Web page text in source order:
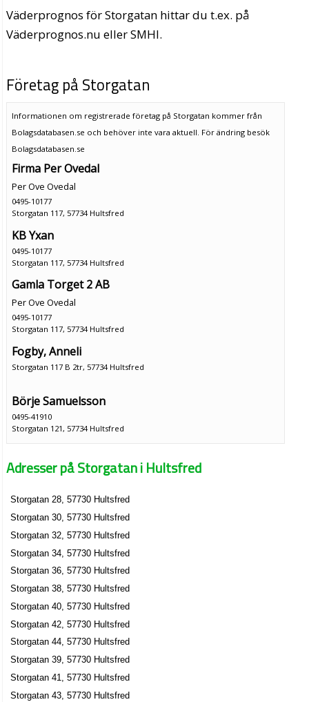
Väderprognos för Storgatan hittar du t.ex. på
Väderprognos.nu eller SMHI.
Företag på Storgatan
Informationen om registrerade företag på Storgatan kommer från
Bolagsdatabasen.se och behöver inte vara aktuell. För ändring besök
Bolagsdatabasen.se
Firma Per Ovedal
Per Ove Ovedal
0495-10177
Storgatan 117, 57734 Hultsfred
KB Yxan
0495-10177
Storgatan 117, 57734 Hultsfred
Gamla Torget 2 AB
Per Ove Ovedal
0495-10177
Storgatan 117, 57734 Hultsfred
Fogby, Anneli
Storgatan 117 B 2tr, 57734 Hultsfred
Börje Samuelsson
0495-41910
Storgatan 121, 57734 Hultsfred
Ove Patric Engqvist
Storgatan 123, 57734 Hultsfred
Rodney Akupunktur & Sjukgymnastik AB
Rodney Joseph Raymand
0495-12280
Storgatan 17 B, 57738 Hultsfred
Thuressons Byggnadsisolering
Ture Bengt Olof Turesson
Storgatan 27, 57738 Hultsfred
Thuressons Byggnadsisolering AB
Ture Bengt Olof Turesson
0495-416300
Storgatan 27, 57738 Hultsfred
Adresser på Storgatan i Hultsfred
Storgatan 28, 57730 Hultsfred
Storgatan 30, 57730 Hultsfred
Storgatan 32, 57730 Hultsfred
Storgatan 34, 57730 Hultsfred
Storgatan 36, 57730 Hultsfred
Storgatan 38, 57730 Hultsfred
Storgatan 40, 57730 Hultsfred
Storgatan 42, 57730 Hultsfred
Storgatan 44, 57730 Hultsfred
Storgatan 39, 57730 Hultsfred
Storgatan 41, 57730 Hultsfred
Storgatan 43, 57730 Hultsfred